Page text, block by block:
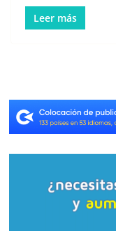
Leer más